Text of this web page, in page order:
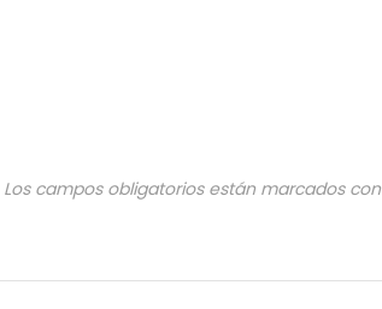
Los campos obligatorios están marcados con